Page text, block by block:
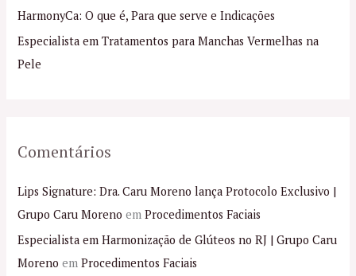
p
o
r
HarmonyCa: O que é, Para que serve e Indicações
Especialista em Tratamentos para Manchas Vermelhas na
Pele
Comentários
Lips Signature: Dra. Caru Moreno lança Protocolo Exclusivo |
Grupo Caru Moreno emProcedimentos Faciais
Especialista em Harmonização de Glúteos no RJ | Grupo Caru
Moreno emProcedimentos Faciais